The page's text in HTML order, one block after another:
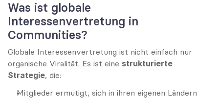
Was ist globale
Interessenvertretung in
Communities?
Globale Interessenvertretung ist nicht einfach nur
organische Viralität. Es ist eine strukturierte
Strategie, die:
Mitglieder ermutigt, sich in ihren eigenen Ländern